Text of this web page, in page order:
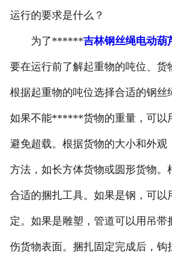
运行的要求是什么？
为了******吉林钢丝绳电动葫
要在运行前了解起重物的吨位、货
根据起重物的吨位选择合适的钢丝
如果不能******货物的重量，可以
避免超载。根据货物的大小和外观
方法，如长方体货物或圆形货物。
合适的捆扎工具。如果是钢，可以
定。如果是雕塑，管道可以用吊带
伤货物表面。捆扎固定完成后，钩